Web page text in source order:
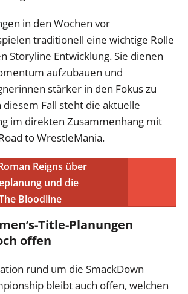
in den Wochen vor
traditionell eine wichtige Rolle
Storyline Entwicklung. Sie dienen
aufzubauen und
stärker in den Fokus zu
diesem Fall steht die aktuelle
im direkten Zusammenhang mit
to WrestleMania.
Reigns über
und die
Bloodline
Title-Planungen
offen
rund um die SmackDown
bleibt auch offen, welchen